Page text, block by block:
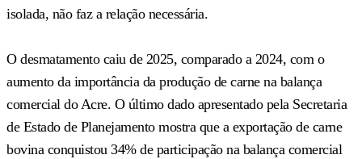
isolada, não faz a relação necessária.
O desmatamento caiu de 2025, comparado a 2024, com o
aumento da importância da produção de carne na balança
comercial do Acre. O último dado apresentado pela Secretaria
de Estado de Planejamento mostra que a exportação de carne
bovina conquistou 34% de participação na balança comercial